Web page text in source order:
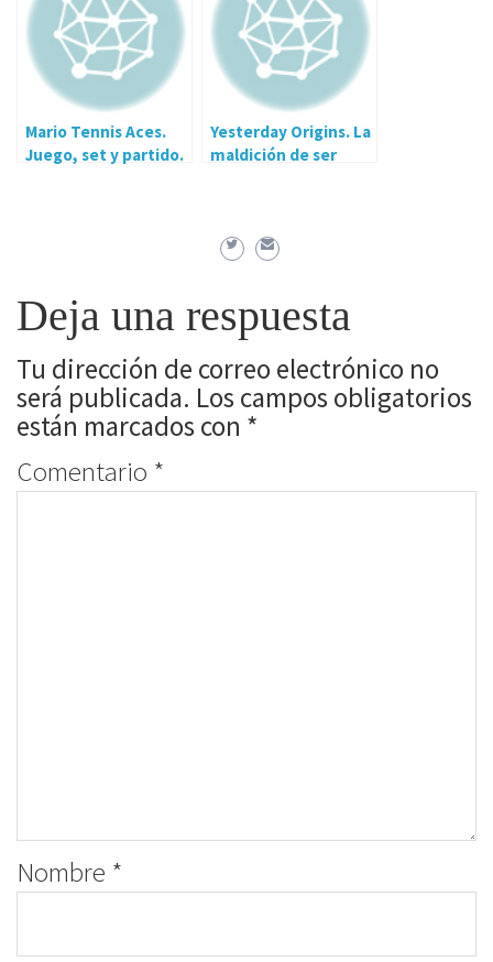
Mario Tennis Aces.
Juego, set y partido.
Yesterday Origins. La
maldición de ser
Deja una respuesta
Tu dirección de correo electrónico no
será publicada. Los campos obligatorios
están marcados con *
Comentario *
Nombre *